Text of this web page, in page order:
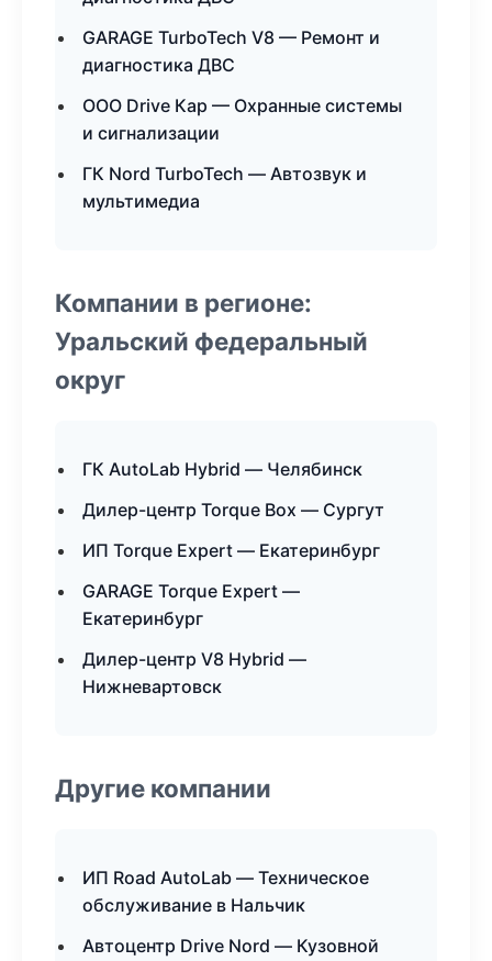
GARAGE TurboTech V8 — Ремонт и
диагностика ДВС
ООО Drive Кар — Охранные системы
и сигнализации
ГК Nord TurboTech — Автозвук и
мультимедиа
Компании в регионе:
Уральский федеральный
округ
ГК AutoLab Hybrid — Челябинск
Дилер-центр Torque Box — Сургут
ИП Torque Expert — Екатеринбург
GARAGE Torque Expert —
Екатеринбург
Дилер-центр V8 Hybrid —
Нижневартовск
Другие компании
ИП Road AutoLab — Техническое
обслуживание в Нальчик
Автоцентр Drive Nord — Кузовной